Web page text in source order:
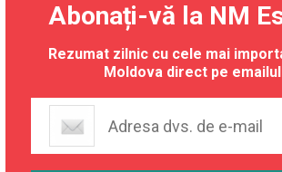
Abonați-vă la NM
Rezumat zilnic cu cele mai
Moldova direct pe